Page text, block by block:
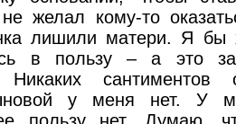
желал кому-то
лишили матери. Я бы
в пользу – а это
сантиментов
у меня нет. У